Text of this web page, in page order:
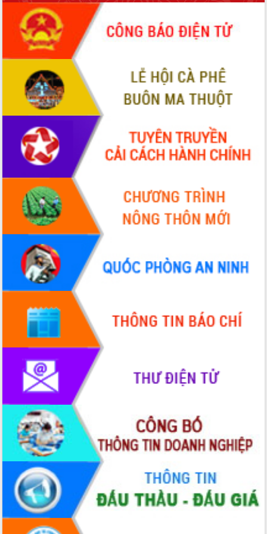
sầu riêng tại Đắk Lắk
Trình diễn nghệ thuật chế biến các
món ăn từ sầu riêng
Đắk Lắk công bố Quy hoạch và xúc
tiến đầu tư tỉnh
Ngành cá ngừ Đắk Lắk chủ động thích
ứng để giữ vững thị trường xuất khẩu
Diễn đàn Kinh tế tư nhân Việt Nam đột
phá cơ chế - Hợp tác công tư
Đề án 06 tạo bước ngoặt đột phá trong
cải cách hành chính tỉnh Đắk Lắk
Kết nối tour, đẩy mạnh chuyển đổi số
để phát triển du lịch Đắk Lắk
Khởi động Dự án Đầu tư xây dựng hạ
tầng kỹ thuật Cụm công nghiệp Tân
Tiến
Gặp mặt các cơ quan báo chí nhân Kỷ
niệm 101 năm Ngày Báo chí Cách
mạng Việt Nam
Đắk Lắk sơ kết 4 năm triển khai thực
hiện Đề án 06 của Chính phủ
Họp báo thông tin về Hội nghị Công bố
Quy hoạch và Xúc tiến đầu tư tỉnh Đắk
Khơi thông điểm nghẽn, đẩy nhanh
giải ngân vốn khắc phục thiên tai
HĐND tỉnh thông qua điều chỉnh Quy
hoạch tỉnh thời kỳ 2021-2030
Hội thảo góp ý hồ sơ điều chỉnh quy
hoạch tỉnh Đắk Lắk thời kỳ 2021-2030,
tầm nhìn đến năm 2050
Nâng cao hiệu quả hoạt động của các
doanh nghiệp nhà nước
Hội nghị triển khai kết nối mạng
truyền số liệu chuyên dùng phục vụ cơ
quan Đảng, Nhà nước
Lễ phát động chuỗi hoạt động chung
tay làm sạch môi trường
Xã Ea Kar bước chuyển mình trong
công tác cải cách hành chính mô hình